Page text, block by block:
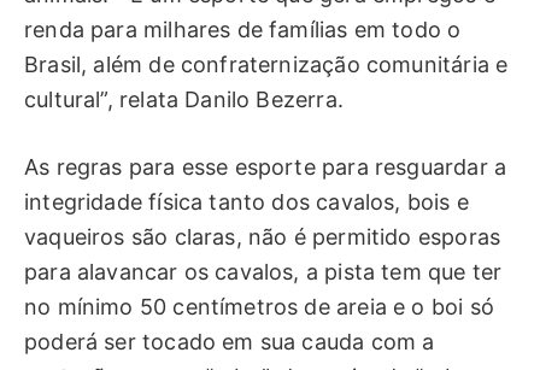
renda para milhares de famílias em todo o
Brasil, além de confraternização comunitária e
cultural”, relata Danilo Bezerra.
As regras para esse esporte para resguardar a
integridade física tanto dos cavalos, bois e
vaqueiros são claras, não é permitido esporas
para alavancar os cavalos, a pista tem que ter
no mínimo 50 centímetros de areia e o boi só
poderá ser tocado em sua cauda com a